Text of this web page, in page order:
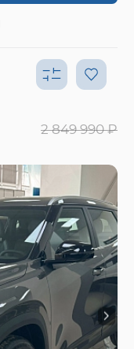
2 849 990 ₽